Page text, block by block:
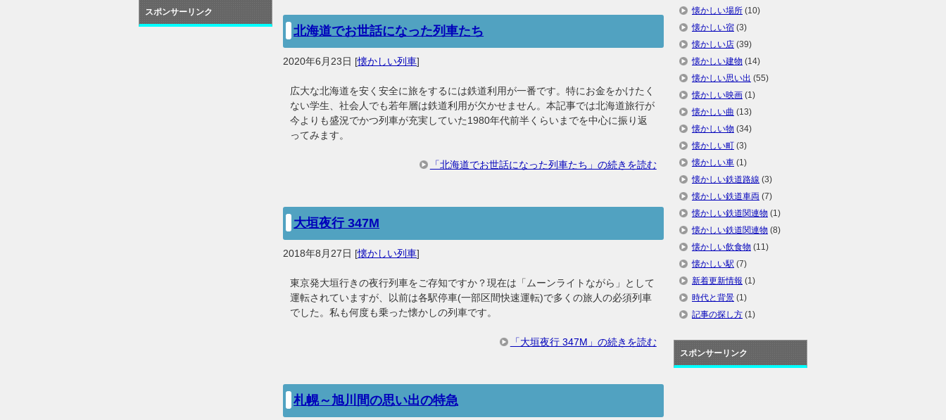
北海道でお世話になった列車たち
2020年6月23日 [懐かしい列車]
広大な北海道を安く安全に旅をするには鉄道利用が一番です。特にお金をかけたく
ない学生、社会人でも若年層は鉄道利用が欠かせません。本記事では北海道旅行が
今よりも盛況でかつ列車が充実していた1980年代前半くらいまでを中心に振り返
ってみます。
「北海道でお世話になった列車たち」の続きを読む
大垣夜行 347M
2018年8月27日 [懐かしい列車]
東京発大垣行きの夜行列車をご存知ですか？現在は「ムーンライトながら」として
運転されていますが、以前は各駅停車(一部区間快速運転)で多くの旅人の必須列車
でした。私も何度も乗った懐かしの列車です。
「大垣夜行 347M」の続きを読む
札幌～旭川間の思い出の特急
スポンサーリンク
懐かしい場所 (10)
懐かしい宿 (3)
懐かしい店 (39)
懐かしい建物 (14)
懐かしい思い出 (55)
懐かしい映画 (1)
懐かしい曲 (13)
懐かしい物 (34)
懐かしい町 (3)
懐かしい車 (1)
懐かしい鉄道路線 (3)
懐かしい鉄道車両 (7)
懐かしい鉄道関連物 (1)
懐かしい鉄道関連物 (8)
懐かしい飲食物 (11)
懐かしい駅 (7)
新着更新情報 (1)
時代と背景 (1)
記事の探し方 (1)
スポンサーリンク